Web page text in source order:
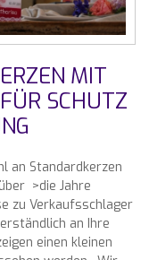
MIT
SCHUTZ
an Standardkerzen
>die Jahre
zu Verkaufsschlager
an Ihre
einen kleinen